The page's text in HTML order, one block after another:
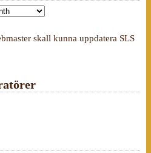
skall kunna uppdatera SLS